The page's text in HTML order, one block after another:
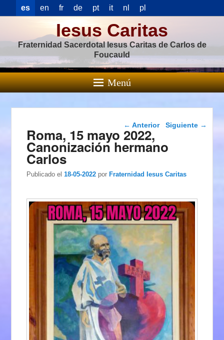
es en fr de pt it nl pl
Iesus Caritas
Fraternidad Sacerdotal Iesus Caritas de Carlos de
Foucauld
Menú
Navegación de
entradas
← Anterior Siguiente →
Roma, 15 mayo 2022,
Canonización hermano
Carlos
Publicado el 18-05-2022 porFraternidad Iesus Caritas